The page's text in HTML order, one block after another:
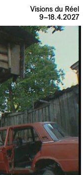
Visions du Réel
9–18.4.2027